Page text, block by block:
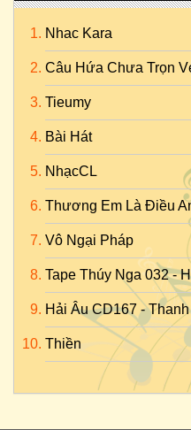
Nhac Kara
Câu Hứa Chưa Trọn
Tieumy
Bài Hát
NhạcCL
Thương Em Là Điều
Vô Ngại Pháp
Tape Thúy Nga 032 -
Hải Âu CD167 -
Thiền